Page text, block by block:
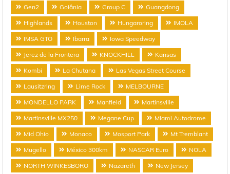
Gen2 Goiânia Group C Guangdong
Highlands Houston Hungaroring IMOLA
IMSA GTO Ibarra Iowa Speedway
Jerez de la Frontera KNOCKHILL Kansas
Kombi La Chutana Las Vegas Street Course
Lausitzring Lime Rock MELBOURNE
MONDELLO PARK Manfield Martinsville
Martinsville MX250 Megane Cup Miami Autodrome
Mid Ohio Monaco Mosport Park Mt Tremblant
Mugello México 300km NASCAR Euro NOLA
NORTH WINKESBORO Nazareth New Jersey